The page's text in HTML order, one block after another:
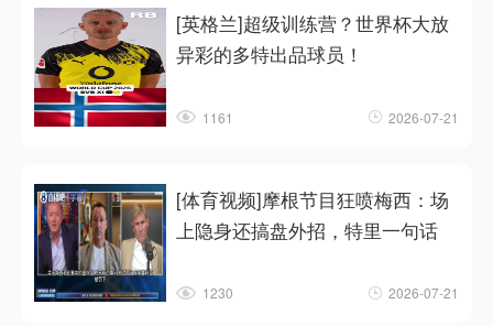
[英格兰]超级训练营？世界杯大放
异彩的多特出品球员！
1161 2026-07-21
[体育视频]摩根节目狂喷梅西：场
上隐身还搞盘外招，特里一句话
1230 2026-07-21